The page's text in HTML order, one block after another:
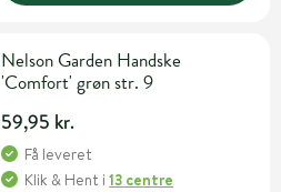
Nelson Garden Handske
'Comfort' grøn str. 9
59,95 kr.
Få leveret
Klik & Hent i13 centre